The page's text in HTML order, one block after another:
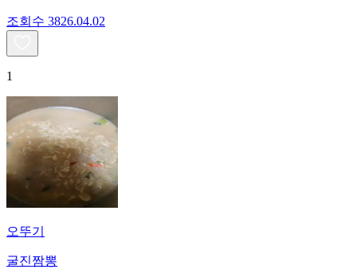
조회수 3826.04.02
1
오뚜기
굴진짬뽕